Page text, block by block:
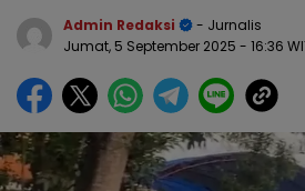
Admin Redaksi
- Jurnalis
Jumat, 5 September 2025 - 16:36